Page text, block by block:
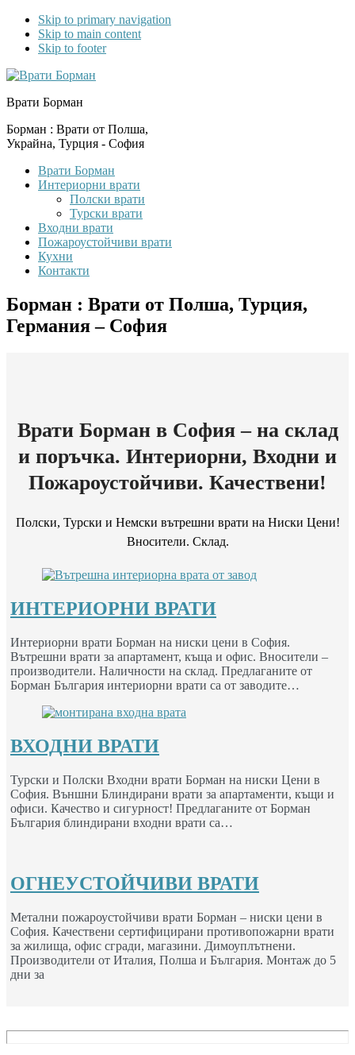
Skip to primary navigation
Skip to main content
Skip to footer
Врати Борман
Борман : Врати от Полша,
Украйна, Турция - София
Врати Борман
Интериорни врати
Полски врати
Турски врати
Входни врати
Пожароустойчиви врати
Кухни
Контакти
Борман : Врати от Полша, Турция,
Германия – София
Врати Борман в София – на склад
и поръчка. Интериорни, Входни и
Пожароустойчиви. Качествени!
Полски, Турски и Немски вътрешни врати на Ниски Цени!
Вносители. Склад.
ИНТЕРИОРНИ ВРАТИ
Интериорни врати Борман на ниски цени в София.
Вътрешни врати за апартамент, къща и офис. Вносители –
производители. Наличности на склад. Предлаганите от
Борман България интериорни врати са от заводите…
ВХОДНИ ВРАТИ
Турски и Полски Входни врати Борман на ниски Цени в
София. Външни Блиндирани врати за апартаменти, къщи и
офиси. Качество и сигурност! Предлаганите от Борман
България блиндирани входни врати са…
ОГНЕУСТОЙЧИВИ ВРАТИ
Метални пожароустойчиви врати Борман – ниски цени в
София. Качествени сертифицирани противопожарни врати
за жилища, офис сгради, магазини. Димоуплътнени.
Производители от Италия, Полша и България. Монтаж до 5
дни за